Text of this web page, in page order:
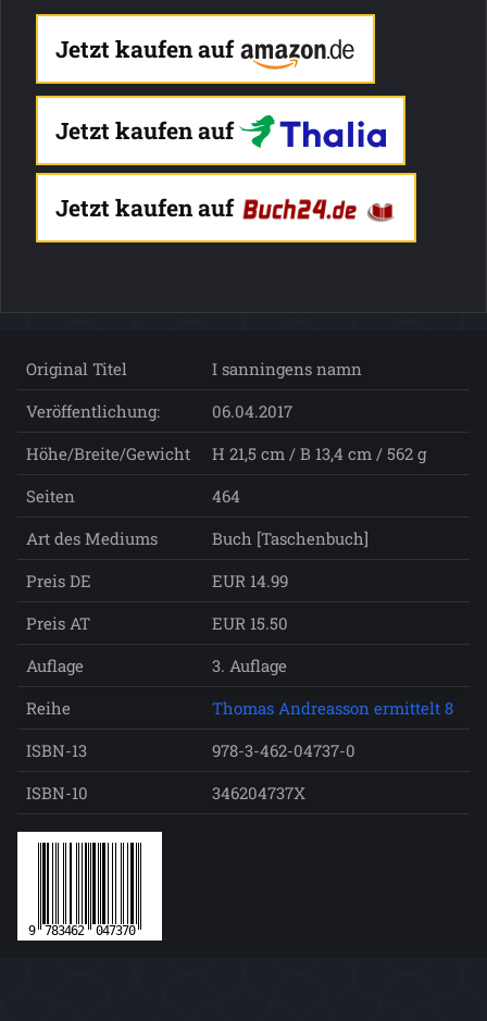
Jetzt kaufen auf
Jetzt kaufen auf
Jetzt kaufen auf
Original Titel
I sanningens namn
Veröffentlichung:
06.04.2017
Höhe/Breite/Gewicht
H 21,5 cm / B 13,4 cm / 562 g
Seiten
464
Art des Mediums
Buch [Taschenbuch]
Preis DE
EUR 14.99
Preis AT
EUR 15.50
Auflage
3. Auflage
Reihe
Thomas Andreasson ermittelt 8
ISBN-13
978-3-462-04737-0
ISBN-10
346204737X